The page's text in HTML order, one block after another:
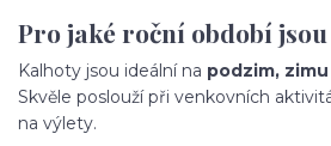
Pro jaké roční období jsou
Kalhoty jsou ideální na podzim,
Skvěle poslouží při venkovních
na výlety.